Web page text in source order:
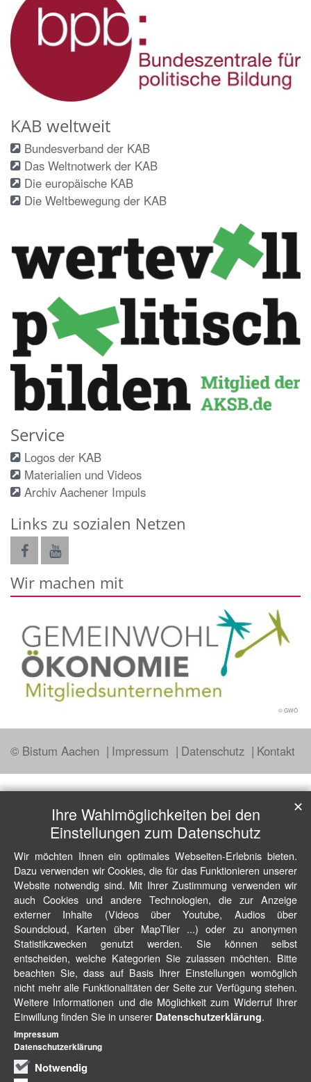
KAB weltweit
Bundesverband der KAB
Das Weltnotwerk der KAB
Die europäische KAB
Die Weltbewegung der KAB
Service
Logos der KAB
Materialien und Videos
Archiv Aachener Impuls
Links zu sozialen Netzen
Wir machen mit
© GWÖ
© Bistum Aachen Impressum Datenschutz Kontakt
Ihre Wahlmöglichkeiten bei den
Einstellungen zum Datenschutz
Wir möchten Ihnen ein optimales Webseiten-Erlebnis bieten.
Dazu verwenden wir Cookies, die für das Funktionieren unserer
Website notwendig sind. Mit Ihrer Zustimmung verwenden wir
auch Cookies und andere Technologien, die zur Anzeige
externer Inhalte (Videos über Youtube, Audios über
Soundcloud, Karten über MapTiler ...) oder zu anonymen
Statistikzwecken genutzt werden. Sie können selbst
entscheiden, welche Kategorien Sie zulassen möchten. Bitte
beachten Sie, dass auf Basis Ihrer Einstellungen womöglich
nicht mehr alle Funktionalitäten der Seite zur Verfügung stehen.
Weitere Informationen und die Möglichkeit zum Widerruf Ihrer
Einwillung finden Sie in unserer Datenschutzerklärung.
Notwendig
✕
Impressum
Datenschutzerklärung